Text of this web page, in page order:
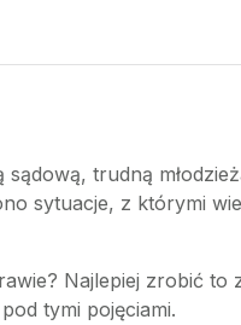
trudną
sytuacje, z którymi
Najlepiej zrobić
tymi pojęciami.